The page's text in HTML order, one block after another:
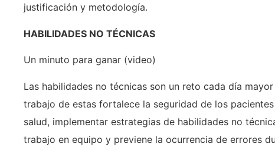
justificación y metodología.
HABILIDADES NO TÉCNICAS
Un minuto para ganar (video)
Las habilidades no técnicas son un reto cada día
trabajo de estas fortalece la seguridad de los
salud, implementar estrategias de habilidades no
trabajo en equipo y previene la ocurrencia de errores